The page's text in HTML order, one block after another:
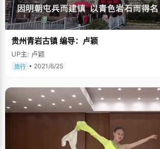
贵州青岩古镇 编导：卢颖
UP主: 卢颖
旅行 • 2021/6/25